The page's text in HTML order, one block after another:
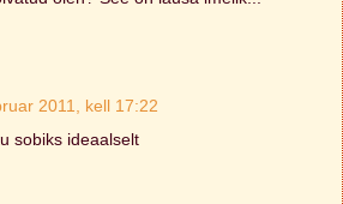
2011, kell 17:22
sobiks ideaalselt